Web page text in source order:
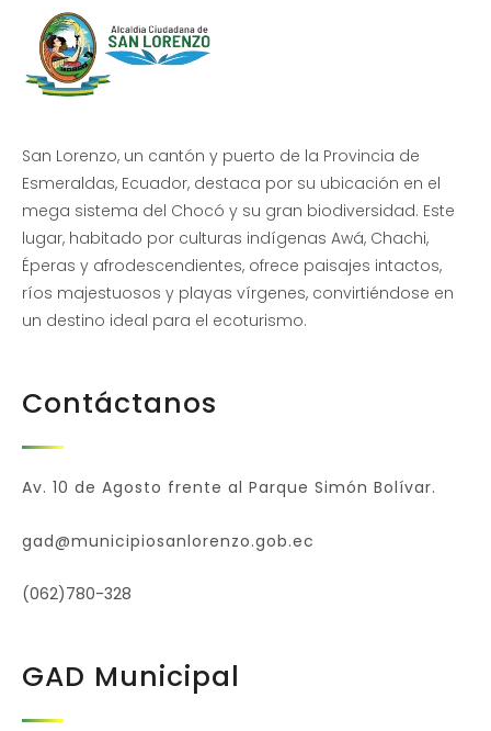
San Lorenzo, un cantón y puerto de la Provincia de
Esmeraldas, Ecuador, destaca por su ubicación en el
mega sistema del Chocó y su gran biodiversidad. Este
lugar, habitado por culturas indígenas Awá, Chachi,
Éperas y afrodescendientes, ofrece paisajes intactos,
ríos majestuosos y playas vírgenes, convirtiéndose en
un destino ideal para el ecoturismo.
Contáctanos
Av. 10 de Agosto frente al Parque Simón Bolívar.
gad@municipiosanlorenzo.gob.ec
(062)780-328
GAD Municipal